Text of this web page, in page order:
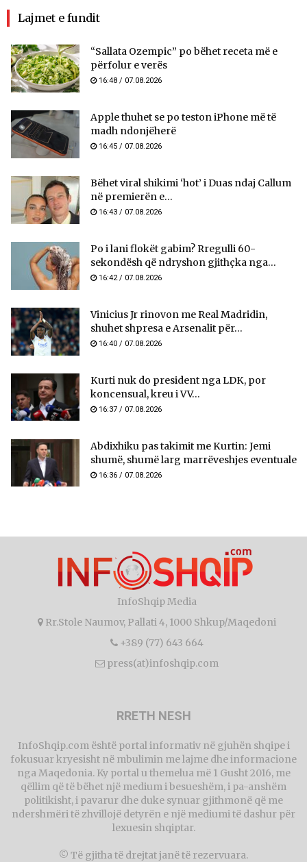
Lajmet e fundit
“Sallata Ozempic” po bëhet receta më e
përfolur e verës
16:48 / 07.08.2026
Apple thuhet se po teston iPhone më të
madh ndonjëherë
16:45 / 07.08.2026
Bëhet viral shikimi ‘hot’ i Duas ndaj Callum
në premierën e...
16:43 / 07.08.2026
Po i lani flokët gabim? Rregulli 60-
sekondësh që ndryshon gjithçka nga...
16:42 / 07.08.2026
Vinicius Jr rinovon me Real Madridin,
shuhet shpresa e Arsenalit për...
16:40 / 07.08.2026
Kurti nuk do president nga LDK, por
koncensual, kreu i VV...
16:37 / 07.08.2026
Abdixhiku pas takimit me Kurtin: Jemi
shumë, shumë larg marrëveshjes eventuale
16:36 / 07.08.2026
InfoShqip Media
Rr.Stole Naumov, Pallati 4, 1000 Shkup/Maqedoni
+389 (77) 643 664
press(at)infoshqip.com
RRETH NESH
InfoShqip.com është portal informativ në gjuhën shqipe i
fokusuar kryesisht në mbulimin me lajme dhe informacione
nga Maqedonia. Ky portal u themelua më 1 Gusht 2016, me
qëllim që të bëhet një medium i besueshëm, i pa-anshëm
politikisht, i pavarur dhe duke synuar gjithmonë që me
ndershmëri të zhvillojë detyrën e një mediumi të dashur për
lexuesin shqiptar.
© Të gjitha të drejtat janë të rezervuara.